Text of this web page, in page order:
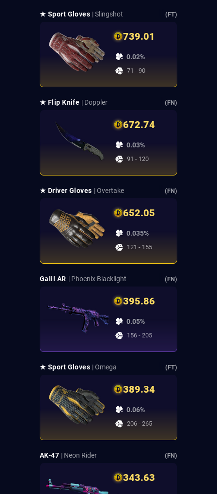
★ Sport Gloves | Slingshot (FT)
739.01
0.02%
71 - 90
★ Flip Knife | Doppler (FN)
672.74
0.03%
91 - 120
★ Driver Gloves | Overtake (FN)
652.05
0.035%
121 - 155
Galil AR | Phoenix Blacklight (FN)
395.86
0.05%
156 - 205
★ Sport Gloves | Omega (FT)
389.34
0.06%
206 - 265
AK-47 | Neon Rider (FN)
343.63